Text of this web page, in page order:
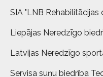
SIA "LNB Rehabilitācijas
Liepājas Neredzīgo
Latvijas Neredzīgo
Servisa suņu biedrība